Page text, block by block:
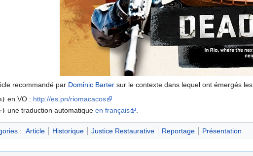
recommandé par Dominic Barter sur le contexte dans lequel ont émergés les
en VO : http://es.pn/riomacacos
une traduction automatiqueen français .
: Article Historique Justice Restaurative Reportage Présentation